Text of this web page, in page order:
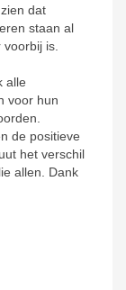
dat
staan al
is.
alle
voor hun
de positieve
het verschil
allen. Dank